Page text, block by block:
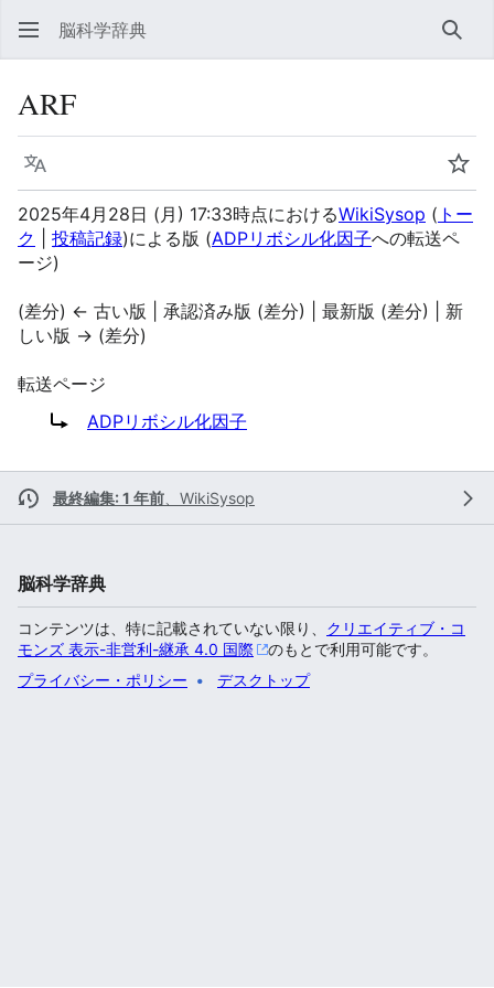
脳科学辞典 検索
ARF
言語
ウ
2025年4月28日 (月) 17:33時点におけるWikiSysop ( トー
ク
投稿記録)による版 (ADPリボシル化因子への転送ペ
ージ)
(差分) ← 古い版 | 承認済み版 (差分) | 最新版 (差分) | 新
しい版 → (差分)
転送ページ
転送先:
ADPリボシル化因子
最終編集: 1 年前 WikiSysop
脳科学辞典
コンテンツは、特に記載されていない限り、 クリエイティブ・コ
モンズ 表示-非営利-継承 4.0 国際
のもとで利用可能です。
プライバシー・ポリシー
デスクトップ